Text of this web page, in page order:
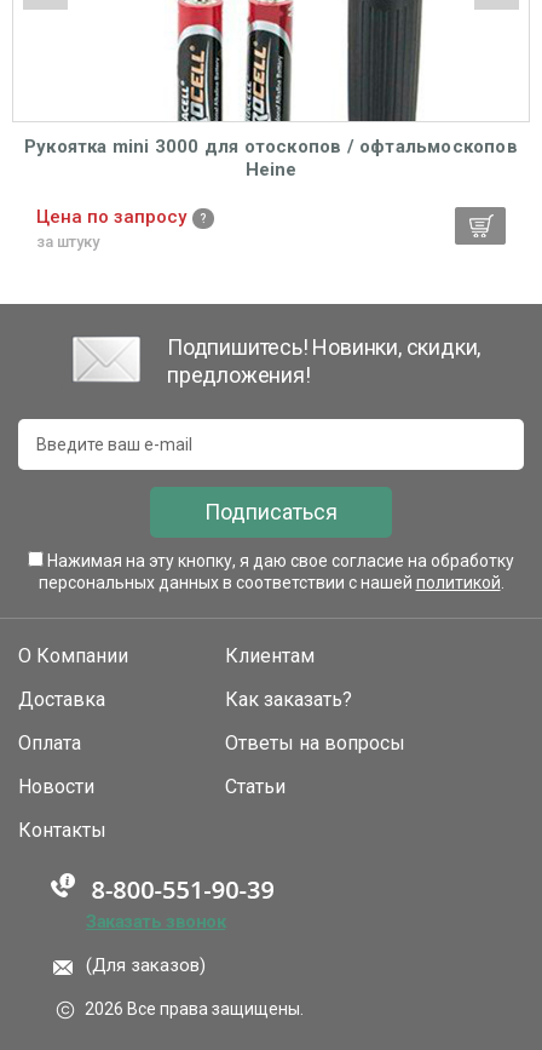
Рукоятка mini 3000 для отоскопов / офтальмоскопов
Heine
Цена по запросу
за штуку
Подпишитесь! Новинки, скидки,
предложения!
Подписаться
Нажимая на эту кнопку, я даю свое согласие на обработку
персональных данных в соответствии с нашей политикой
О Компании
Доставка
Оплата
Новости
Клиентам
Как заказать?
Ответы на вопросы
Статьи
Контакты
Заказать звонок
(Для заказов)
2026 Все права защищены.